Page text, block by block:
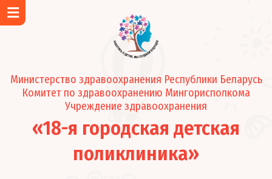
Министерство здравоохранения Республики Беларусь
Комитет по здравоохранению Мингорисполкома
Учреждение здравоохранения
«18-я городская детская
поликлиника»
Район обслуживания поликлиники
Новости и события
Подразделения
Педиатрические отделения